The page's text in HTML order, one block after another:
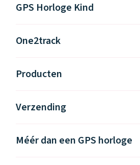
GPS Horloge Kind
One2track
Producten
Verzending
Méér dan een GPS horloge